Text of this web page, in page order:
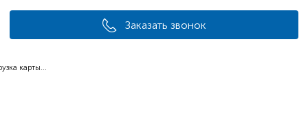
Заказать звонок
карты...